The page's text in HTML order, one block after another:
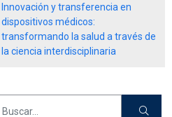
Innovación y transferencia en
dispositivos médicos:
transformando la salud a través de
la ciencia interdisciplinaria